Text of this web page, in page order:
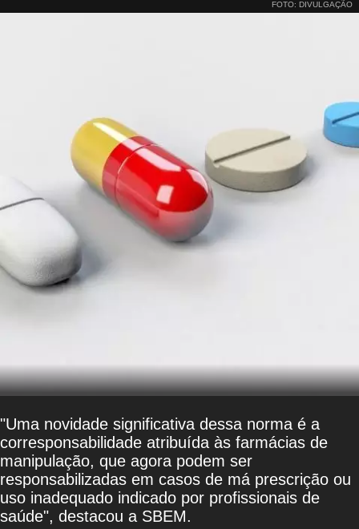
FOTO: DIVULGAÇÃO
"Uma novidade significativa dessa norma é a
corresponsabilidade atribuída às farmácias de
manipulação, que agora podem ser
responsabilizadas em casos de má prescrição ou
uso inadequado indicado por profissionais de
saúde", destacou a SBEM.